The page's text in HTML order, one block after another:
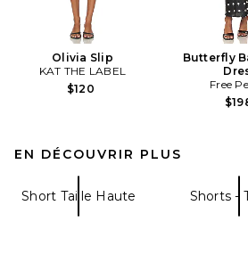
Olivia Slip
KAT THE LABEL
$120
Butterfly
Free
EN DÉCOUVRIR PLUS
Short Taille Haute Shorts -